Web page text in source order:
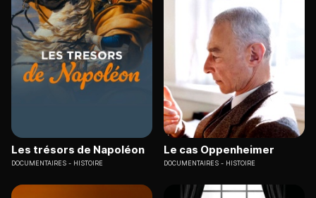
Les trésors de Napoléon
DOCUMENTAIRES HISTOIRE
Le cas Oppenheimer
DOCUMENTAIRES HISTOIRE